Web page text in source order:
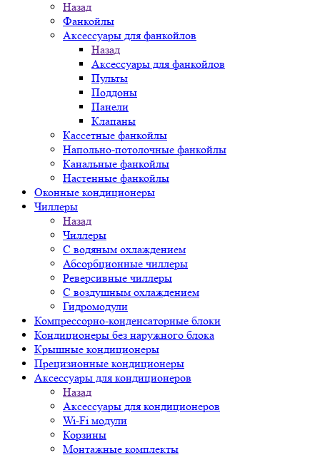
Назад
Фанкойлы
Аксессуары для фанкойлов
Назад
Аксессуары для фанкойлов
Пульты
Поддоны
Панели
Клапаны
Кассетные фанкойлы
Напольно-потолочные фанкойлы
Канальные фанкойлы
Настенные фанкойлы
Оконные кондиционеры
Чиллеры
Назад
Чиллеры
С водяным охлаждением
Абсорбционные чиллеры
Реверсивные чиллеры
С воздушным охлаждением
Гидромодули
Компрессорно-конденсаторные блоки
Кондиционеры без наружного блока
Крышные кондиционеры
Прецизионные кондиционеры
Аксессуары для кондиционеров
Назад
Аксессуары для кондиционеров
Wi-Fi модули
Корзины
Монтажные комплекты